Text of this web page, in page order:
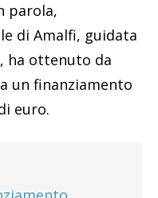
parola,
di Amalfi, guidata
ha ottenuto da
un finanziamento
euro.